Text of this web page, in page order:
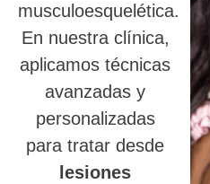
musculoesquelética.
En nuestra clínica,
aplicamos técnicas
avanzadas y
personalizadas
para tratar desde
lesiones